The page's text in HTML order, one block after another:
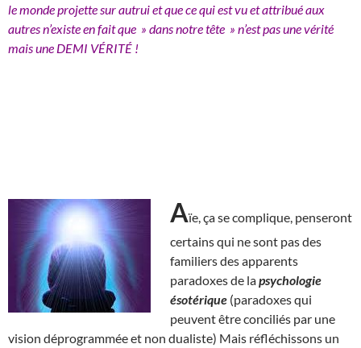
le monde projette sur autrui et que ce qui est vu et attribué aux
autres n’existe en fait que » dans notre tête » n’est pas une vérité
mais une DEMI VÉRITÉ !
Aïe, ça se complique, penseront
certains qui ne sont pas des
familiers des apparents
paradoxes de lapsychologie
ésotérique (paradoxes qui
peuvent être conciliés par une
vision déprogrammée et non dualiste) Mais réfléchissons un